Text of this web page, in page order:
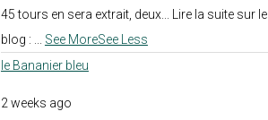
45 tours en sera extrait, deux... Lire la suite sur le
blog :
See MoreSee Less
le Bananier bleu
2 weeks ago